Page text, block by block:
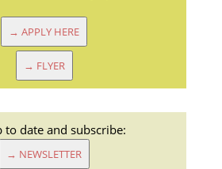
→ APPLY HERE
→ FLYER
to date and subscribe:
→ NEWSLETTER